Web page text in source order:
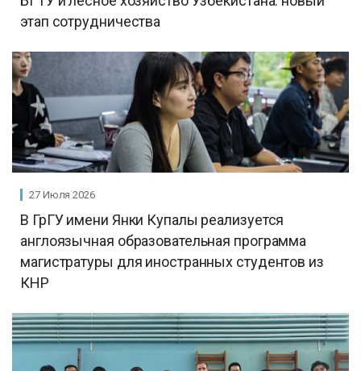
этап сотрудничества
27 Июля 2026
В ГрГУ имени Янки Купалы реализуется
англоязычная образовательная программа
магистратуры для иностранных студентов из
КНР